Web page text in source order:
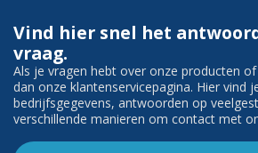
Vind hier snel het
vraag.
Als je vragen hebt over onze producten
dan onze klantenservicepagina. Hier vind
bedrijfsgegevens, antwoorden op
verschillende manieren om contact met